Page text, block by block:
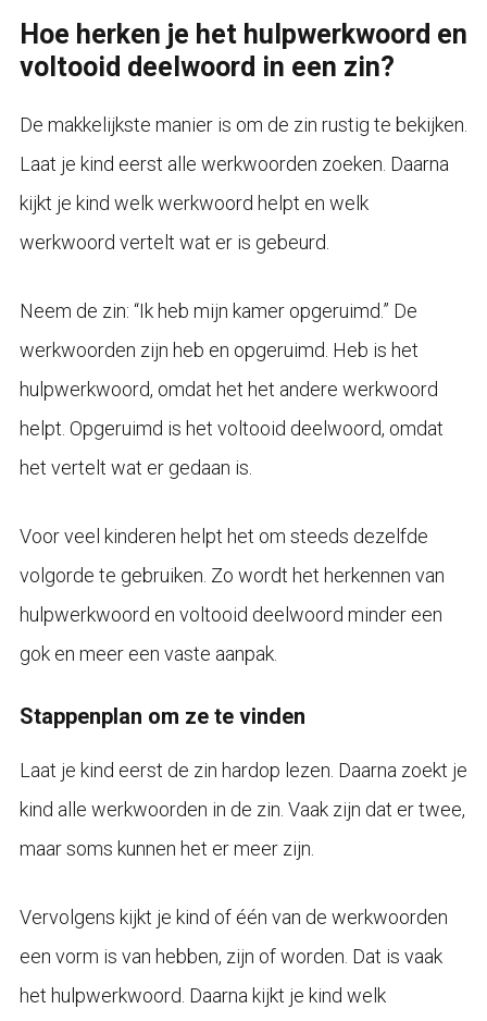
Hoe herken je het hulpwerkwoord en
voltooid deelwoord in een zin?
De makkelijkste manier is om de zin rustig te bekijken.
Laat je kind eerst alle werkwoorden zoeken. Daarna
kijkt je kind welk werkwoord helpt en welk
werkwoord vertelt wat er is gebeurd.
Neem de zin: “Ik heb mijn kamer opgeruimd.” De
werkwoorden zijn heb en opgeruimd. Heb is het
hulpwerkwoord, omdat het het andere werkwoord
helpt. Opgeruimd is het voltooid deelwoord, omdat
het vertelt wat er gedaan is.
Voor veel kinderen helpt het om steeds dezelfde
volgorde te gebruiken. Zo wordt het herkennen van
hulpwerkwoord en voltooid deelwoord minder een
gok en meer een vaste aanpak.
Stappenplan om ze te vinden
Laat je kind eerst de zin hardop lezen. Daarna zoekt je
kind alle werkwoorden in de zin. Vaak zijn dat er twee,
maar soms kunnen het er meer zijn.
Vervolgens kijkt je kind of één van de werkwoorden
een vorm is van hebben, zijn of worden. Dat is vaak
het hulpwerkwoord. Daarna kijkt je kind welk